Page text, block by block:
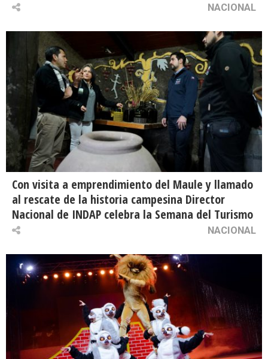
NACIONAL
Con visita a emprendimiento del Maule y llamado
al rescate de la historia campesina Director
Nacional de INDAP celebra la Semana del Turismo
NACIONAL